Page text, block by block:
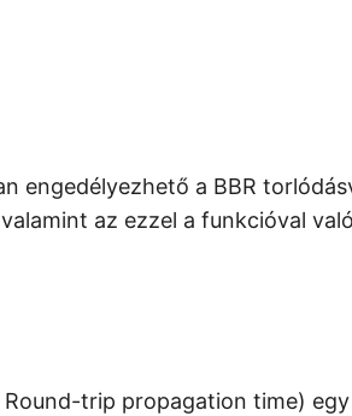
engedélyezhető a BBR
az ezzel a funkcióval
trip propagation time)